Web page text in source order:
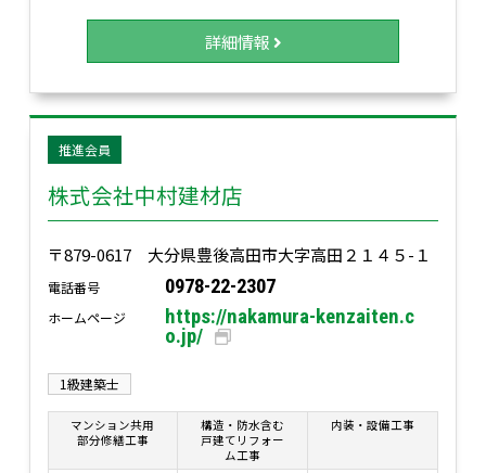
詳細情報
株式会社中村建材店
推進会員
〒879-0617 大分県豊後高田市大字高田２１４５-１
電話番号 0978-22-2307
ホームページ
https://nakamura-kenzaiten.c
o.jp/
1級建築士
マンション共用
部分修繕工事
構造・防水含む
戸建てリフォー
ム工事
内装・設備工事